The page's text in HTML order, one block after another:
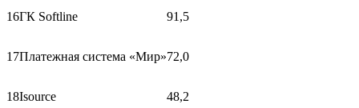
16ГК Softline 91,5
17Платежная система «Мир»72,0
18Isource 48,2